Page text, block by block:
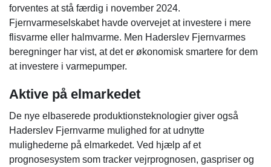
forventes at stå færdig i november 2024.
Fjernvarmeselskabet havde overvejet at investere i mere
flisvarme eller halmvarme. Men Haderslev Fjernvarmes
beregninger har vist, at det er økonomisk smartere for dem
at investere i varmepumper.
Aktive på elmarkedet
De nye elbaserede produktionsteknologier giver også
Haderslev Fjernvarme mulighed for at udnytte
mulighederne på elmarkedet. Ved hjælp af et
prognosesystem som tracker vejrprognosen, gaspriser og